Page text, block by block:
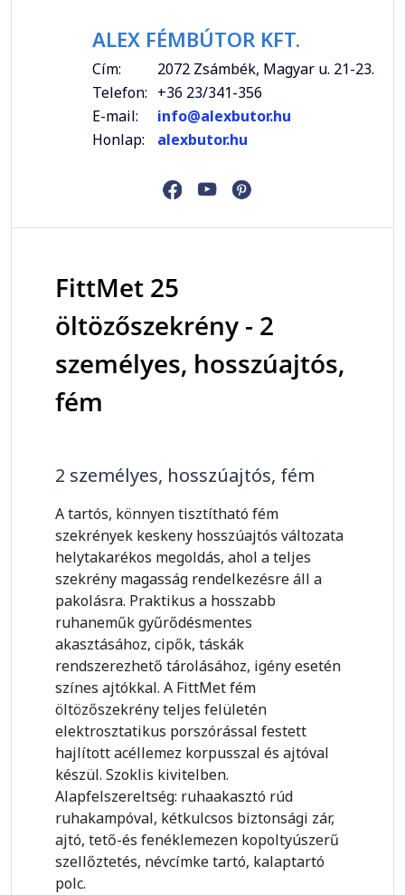
ALEX FÉMBÚTOR KFT.
Cím:
2072 Zsámbék, Magyar u. 21-23.
Telefon: +36 23/341-356
E-mail:
info@alexbutor.hu
Honlap:
alexbutor.hu
FittMet 25
öltözőszekrény - 2
személyes, hosszúajtós,
fém
2 személyes, hosszúajtós, fém
A tartós, könnyen tisztítható fém
szekrények keskeny hosszúajtós változata
helytakarékos megoldás, ahol a teljes
szekrény magasság rendelkezésre áll a
pakolásra. Praktikus a hosszabb
ruhaneműk gyűrődésmentes
akasztásához, cipők, táskák
rendszerezhető tárolásához, igény esetén
színes ajtókkal. A FittMet fém
öltözőszekrény teljes felületén
elektrosztatikus porszórással festett
hajlított acéllemez korpusszal és ajtóval
készül. Szoklis kivitelben.
Alapfelszereltség: ruhaakasztó rúd
ruhakampóval, kétkulcsos biztonsági zár,
ajtó, tető-és fenéklemezen kopoltyúszerű
szellőztetés, névcímke tartó, kalaptartó
polc.